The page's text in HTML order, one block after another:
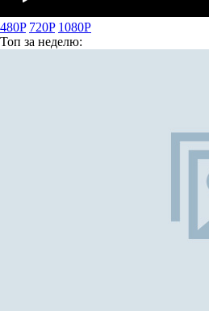
480P 720P 1080P
Топ за неделю: